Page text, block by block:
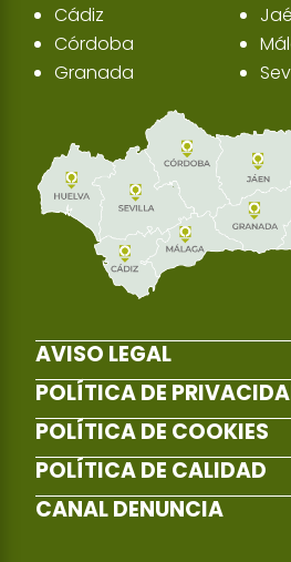
Cádiz
Córdoba
Granada
AVISO LEGAL
POLÍTICA DE
POLÍTICA DE COOKIES
POLÍTICA DE CALIDAD
CANAL DENUNCIA